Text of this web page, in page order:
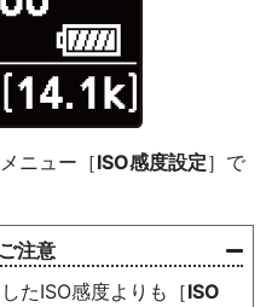
ニュー［ISO感度設定］で
注意
たISO感度よりも［ISO